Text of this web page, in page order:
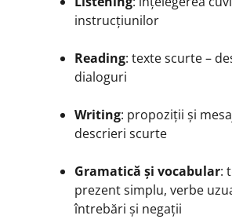
instrucțiunilor
Reading: texte scurte –
dialoguri
Writing: propoziții și
descrieri scurte
Gramatică și vocabular:
prezent simplu, verbe
întrebări și negații